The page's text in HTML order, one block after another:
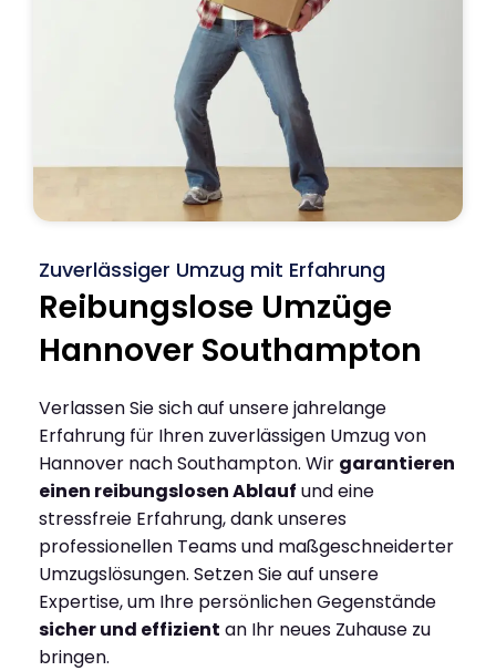
Zuverlässiger Umzug mit Erfahrung
Reibungslose Umzüge
Hannover Southampton
Verlassen Sie sich auf unsere jahrelange
Erfahrung für Ihren zuverlässigen Umzug von
Hannover nach Southampton. Wir garantieren
einen reibungslosen Ablauf und eine
stressfreie Erfahrung, dank unseres
professionellen Teams und maßgeschneiderter
Umzugslösungen. Setzen Sie auf unsere
Expertise, um Ihre persönlichen Gegenstände
sicher und effizient an Ihr neues Zuhause zu
bringen.